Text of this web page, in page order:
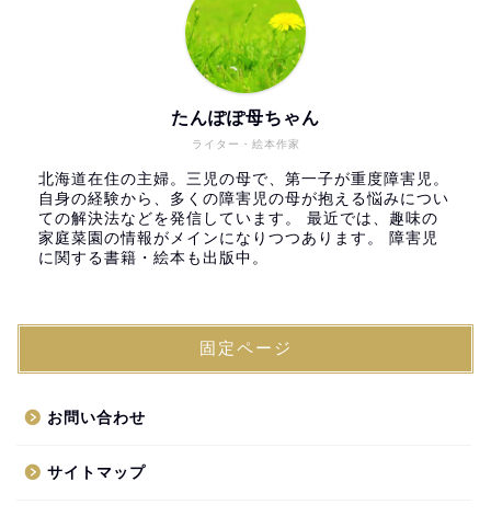
ライター・絵本作家
たんぽぽ母ちゃん
北海道在住の主婦。三児の母で、第一子が重度障害児。
自身の経験から、多くの障害児の母が抱える悩みについ
ての解決法などを発信しています。 最近では、趣味の
家庭菜園の情報がメインになりつつあります。 障害児
に関する書籍・絵本も出版中。
固定ページ
お問い合わせ
サイトマップ